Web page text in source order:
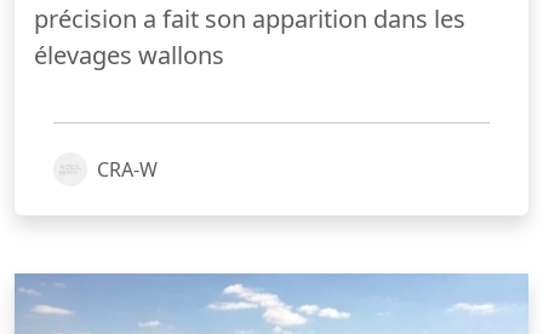
précision a fait son apparition dans les
élevages wallons
CRA-W